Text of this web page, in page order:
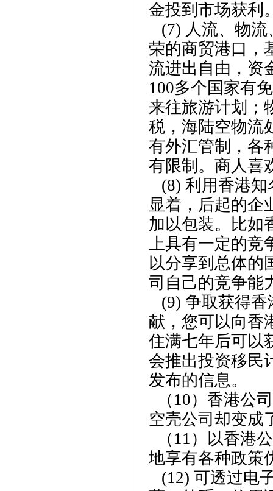
金投到市场获利
(7) 人流、物
荣的商贸港口，
流进出自由，资
100多个国家有
来往旅游计划；
税，海陆空物流
有外汇管制，各
有限制。商人喜
(8) 利用香港知
显着，后起的企
加以包装。比如
上具有一定的竞
以分享到总体的
司自己的竞争能
(9) 争取获得香
献，您可以向香
住满七年后可以
会推出投资移民
发布的信息。
（ 10）香港公
空壳公司却变成
（ 11 ）以香港
地享有各种政策
(12) 可透过电